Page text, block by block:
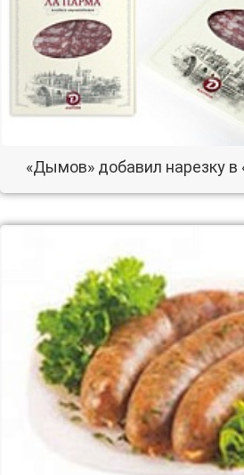
«Дымов» добавил нарезку